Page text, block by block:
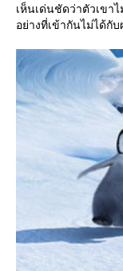
เห็นเด่นชัดว่าตัวเขา
อย่างที่เข้ากันไม่ได้กับ